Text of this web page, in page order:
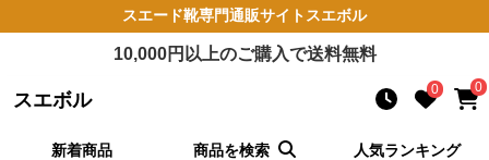
スエード靴専門通販サイト スエボル
10,000円以上のご購入で送料無料
スエボル 0 0
新着商品 商品を検索 人気ランキング